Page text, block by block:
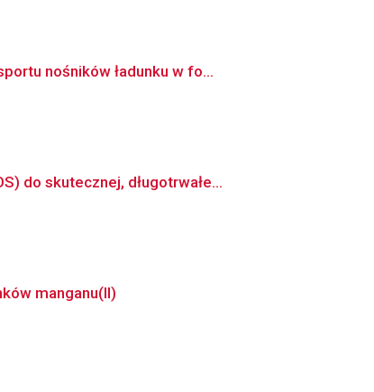
nośników ładunku w fo...
do skutecznej, długotrwałe...
manganu(II)